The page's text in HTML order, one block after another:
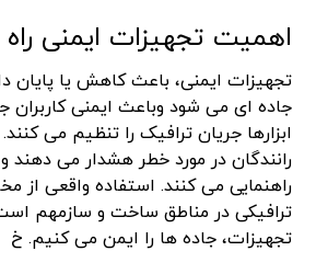
اهمیت تجهیزات ایمنی راه
تجهیزات ایمنی، باعث کاهش یا پایان
جاده ای می شود وباعث ایمنی کاربران
ابزارها جریان ترافیک را تنظیم می
رانندگان در مورد خطر هشدار می دهند
راهنمایی می کنند. استفاده واقعی از
ترافیکی در مناطق ساخت و سازمهم است.
تجهیزات، جاده ها را ایمن می کنیم. خ